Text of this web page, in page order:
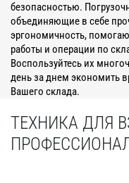
безопасностью.
объединяющие в себе
эргономичность,
работы и операции по
Воспользуйтесь их
день за днем экономить
Вашего склада.
ТЕХНИКА ДЛЯ